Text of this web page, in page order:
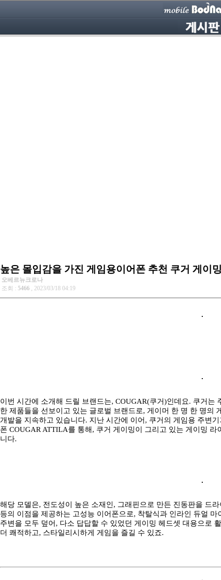
높은 몰입감을 가진 게임용이어폰 추천 쿠거 게이
오베르뉴크로나
조회 : 5466 , 2023/03/18 04:19
이번 시간에 소개해 드릴 브랜드는, COUGAR(쿠거)인데요. 쿠거
한 제품들을 선보이고 있는 글로벌 브랜드로, 게이머 한 명 한 명의
개발을 지속하고 있습니다. 지난 시간에 이어, 쿠거의 게임용 주변
폰 COUGAR ATTILA를 통해, 쿠거 게이밍이 그리고 있는 게이밍
니다.
해당 모델은, 전도성이 높은 소재인, 그래핀으로 만든 진동판을 드
등의 이점을 제공하는 고성능 이어폰으로, 착탈식과 인라인 듀얼
주변을 모두 덮어, 다소 답답할 수 있었던 게이밍 헤드셋 대용으로
더 쾌적하고, 스타일리시하게 게임을 즐길 수 있죠.